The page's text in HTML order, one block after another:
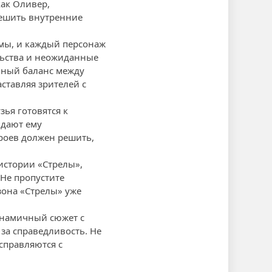
Оливер,
внутренние
и каждый персонаж
и неожиданные
баланс между
зрителей с
готовятся к
ему
должен решить,
«Стрелы»,
пропустите
«Стрелы» уже
сюжет с
справедливость. Не
с